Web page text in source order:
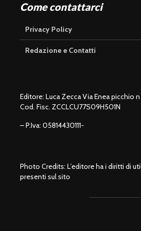
Come contattarci
Privacy Policy
Redazione e Contatti
Editore: Luca Zecca Via Enea picchio
Cod. Fisc. ZCCLCU77S09H501N
– P.Iva: 05814430111-
Photo Credits: L’editore ha i diritti di
presenti sul sito